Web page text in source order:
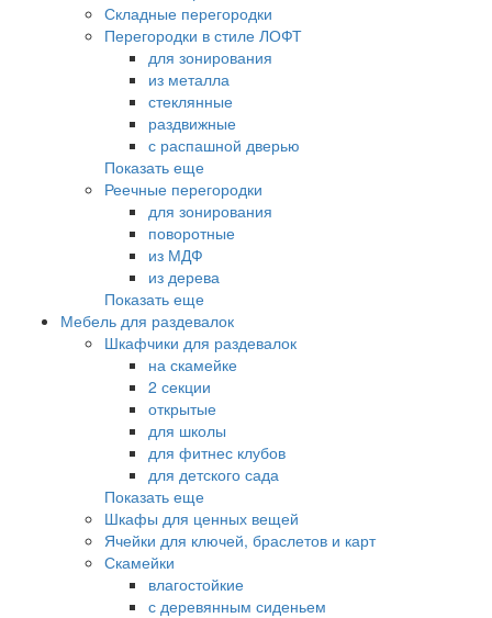
Складные перегородки
Перегородки в стиле ЛОФТ
для зонирования
из металла
стеклянные
раздвижные
с распашной дверью
Показать еще
Реечные перегородки
для зонирования
поворотные
из МДФ
из дерева
Показать еще
Мебель для раздевалок
Шкафчики для раздевалок
на скамейке
2 секции
открытые
для школы
для фитнес клубов
для детского сада
Показать еще
Шкафы для ценных вещей
Ячейки для ключей, браслетов и карт
Скамейки
влагостойкие
с деревянным сиденьем